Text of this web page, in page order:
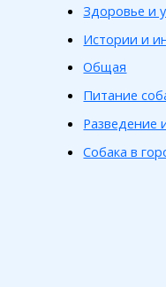
Здоровье и
Истории и
Общая
Питание
Разведение
Собака в